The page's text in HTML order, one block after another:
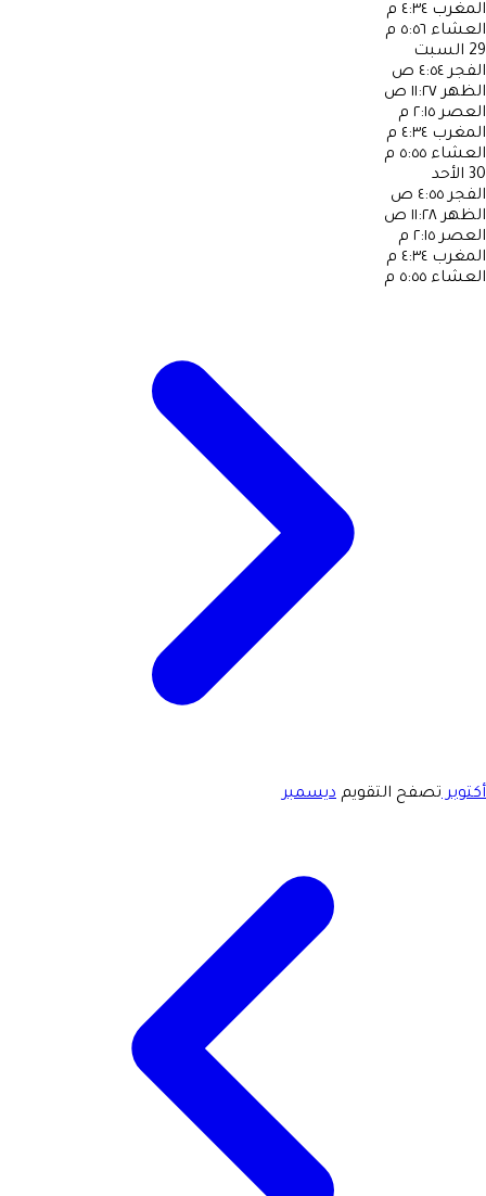
المغرب ٤:٣٤ م
العشاء ٥:٥٦ م
29 السبت
الفجر ٤:٥٤ ص
الظهر ١١:٢٧ ص
العصر ٢:١٥ م
المغرب ٤:٣٤ م
العشاء ٥:٥٥ م
30 الأحد
الفجر ٤:٥٥ ص
الظهر ١١:٢٨ ص
العصر ٢:١٥ م
المغرب ٤:٣٤ م
العشاء ٥:٥٥ م
أكتوبرتصفح التقويم ديسمبر